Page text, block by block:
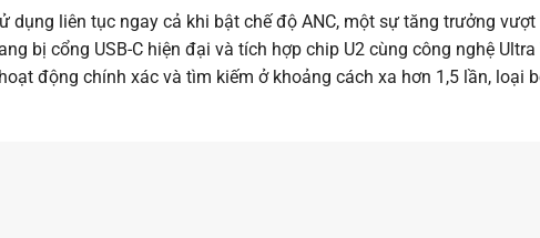
dụng liên tục ngay cả khi bật chế độ ANC, một sự tăng trưởng
bị cổng USB-C hiện đại và tích hợp chip U2 cùng công nghệ
động chính xác và tìm kiếm ở khoảng cách xa hơn 1,5 lần, loại